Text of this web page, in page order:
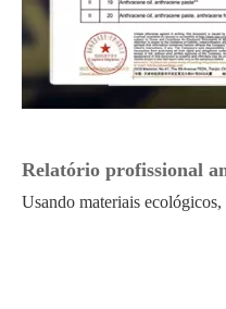
Relatório profissional
Usando materiais